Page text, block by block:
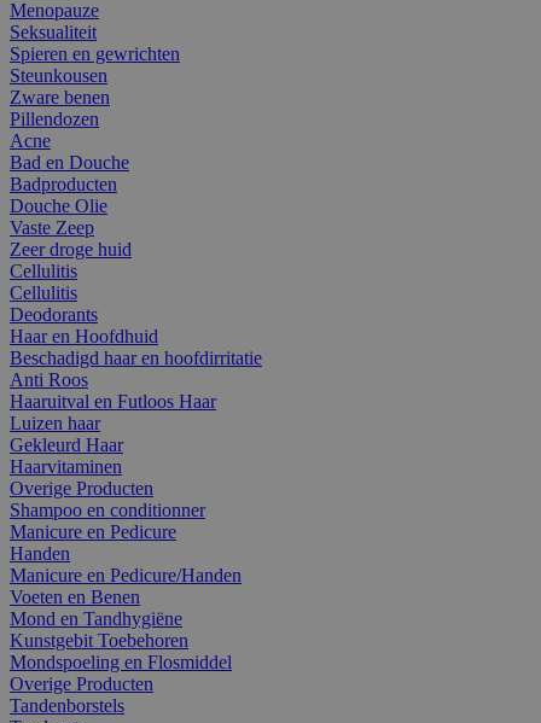
Menopauze
Seksualiteit
Spieren en gewrichten
Steunkousen
Zware benen
Pillendozen
Acne
Bad en Douche
Badproducten
Douche Olie
Vaste Zeep
Zeer droge huid
Cellulitis
Cellulitis
Deodorants
Haar en Hoofdhuid
Beschadigd haar en hoofdirritatie
Anti Roos
Haaruitval en Futloos Haar
Luizen haar
Gekleurd Haar
Haarvitaminen
Overige Producten
Shampoo en conditionner
Manicure en Pedicure
Handen
Manicure en Pedicure/Handen
Voeten en Benen
Mond en Tandhygiëne
Kunstgebit Toebehoren
Mondspoeling en Flosmiddel
Overige Producten
Tandenborstels